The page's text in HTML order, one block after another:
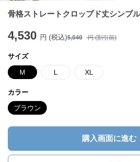
骨格ストレートクロップド丈シンプ
4,530 円 (税込)5,040 円 (割引前)
サイズ
M L XL
カラー
ブラウン
購入画面に進む